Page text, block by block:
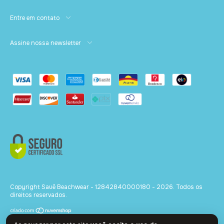
Entre em contato
Assine nossa newsletter
Copyright Sauê Beachwear - 12842840000180 - 2026. Todos os
direitos reservados.